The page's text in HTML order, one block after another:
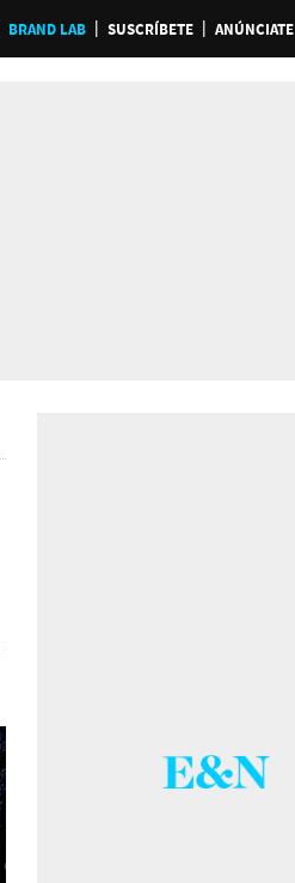
BRAND LAB SUSCRÍBETE ANÚNCIATE